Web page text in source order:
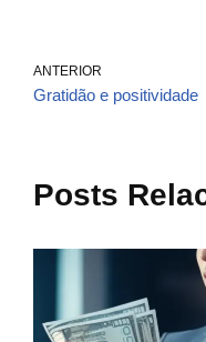
ANTERIOR
Gratidão e positividade
Posts